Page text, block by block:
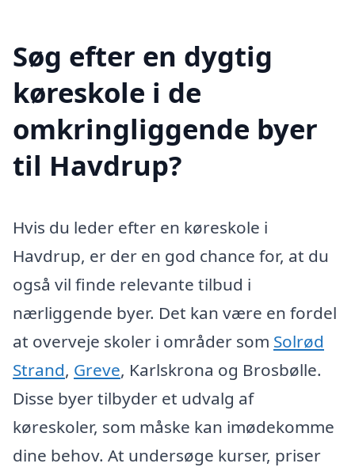
Søg efter en dygtig
køreskole i de
omkringliggende byer
til Havdrup?
Hvis du leder efter en køreskole i
Havdrup, er der en god chance for, at du
også vil finde relevante tilbud i
nærliggende byer. Det kan være en fordel
at overveje skoler i områder som Solrød
Strand, Greve, Karlskrona og Brosbølle.
Disse byer tilbyder et udvalg af
køreskoler, som måske kan imødekomme
dine behov. At undersøge kurser, priser